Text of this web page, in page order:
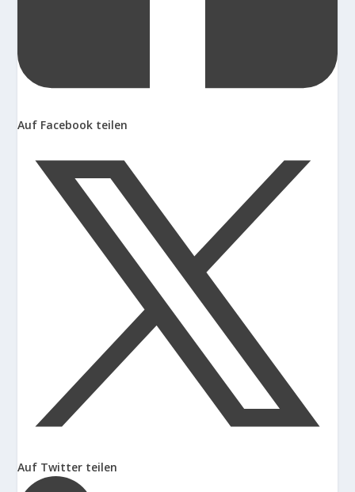
Auf Facebook teilen
Auf Twitter teilen